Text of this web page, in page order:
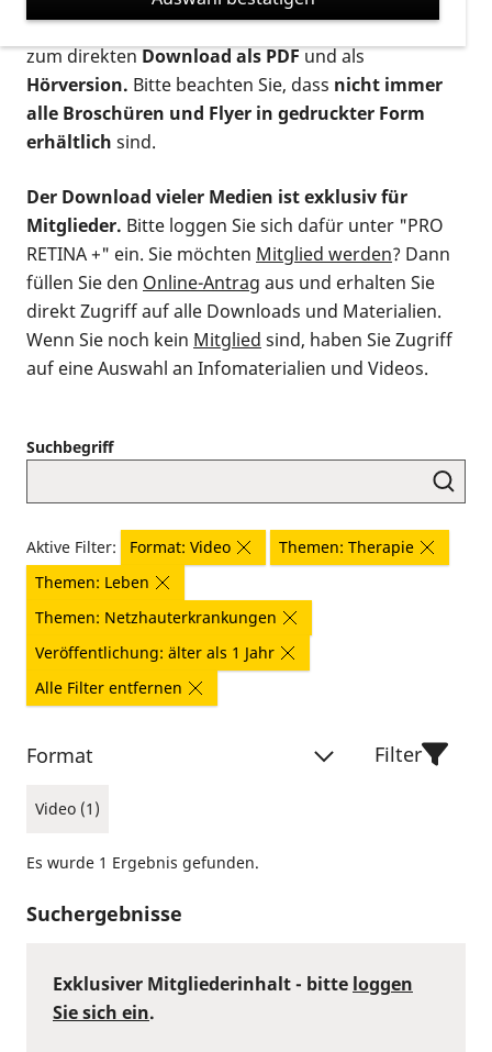
postalischen Bestellung als gedruckte Variante
zum direktenDownload als PDFund als
Hörversion. Bitte beachten Sie, dass nicht immer
alle Broschüren und Flyer in gedruckter Form
erhältlich sind.
Der Download vieler Medien ist exklusiv für
Mitglieder. Bitte loggen Sie sich dafür unter "PRO
RETINA +" ein. Sie möchten Mitglied werden? Dann
füllen Sie den Online-Antrag aus und erhalten Sie
direkt Zugriff auf alle Downloads und Materialien.
Wenn Sie noch kein Mitglied sind, haben Sie Zugriff
auf eine Auswahl an Infomaterialien und Videos.
Suchbegriff
Aktive Filter: Format: Video
Themen: Therapie
Themen: Leben
Themen: Netzhauterkrankungen
Veröffentlichung: älter als 1 Jahr
Alle Filter entfernen
Format
Video (1)
Filter
Es wurde 1 Ergebnis gefunden.
Suchergebnisse
Exklusiver Mitgliederinhalt - bitte loggen
Sie sich ein.